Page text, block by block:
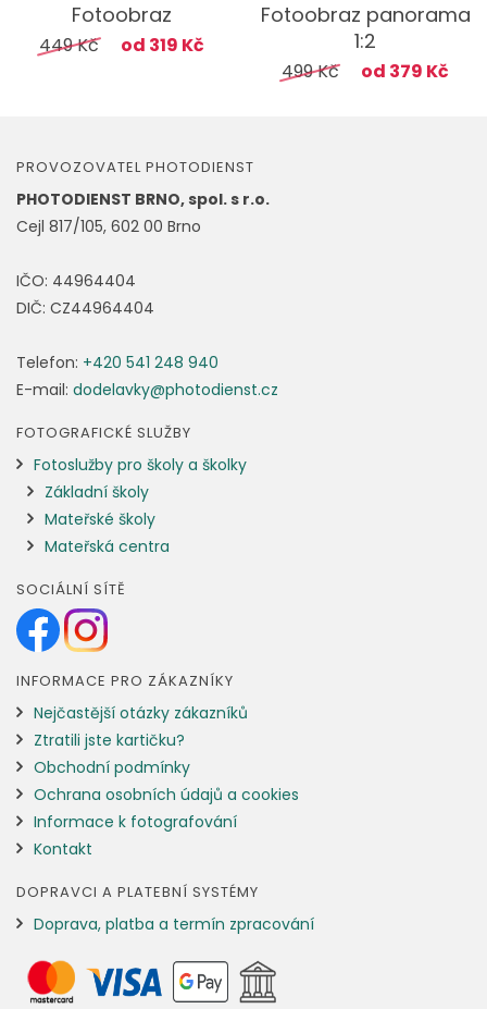
Fotoobraz
449 Kč od 319 Kč
Fotoobraz panorama
1:2
499 Kč od 379 Kč
PROVOZOVATEL PHOTODIENST
PHOTODIENST BRNO, spol. s r.o.
Cejl 817/105, 602 00 Brno
IČO: 44964404
DIČ: CZ44964404
Telefon: +420 541 248 940
E-mail: dodelavky@photodienst.cz
FOTOGRAFICKÉ SLUŽBY
Fotoslužby pro školy a školky
Základní školy
Mateřské školy
Mateřská centra
SOCIÁLNÍ SÍTĚ
INFORMACE PRO ZÁKAZNÍKY
Nejčastější otázky zákazníků
Ztratili jste kartičku?
Obchodní podmínky
Ochrana osobních údajů a cookies
Informace k fotografování
Kontakt
DOPRAVCI A PLATEBNÍ SYSTÉMY
Doprava, platba a termín zpracování